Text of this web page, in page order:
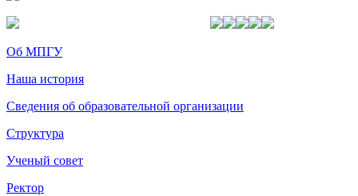
Об МПГУ
Наша история
Сведения об образовательной организации
Структура
Ученый совет
Ректор